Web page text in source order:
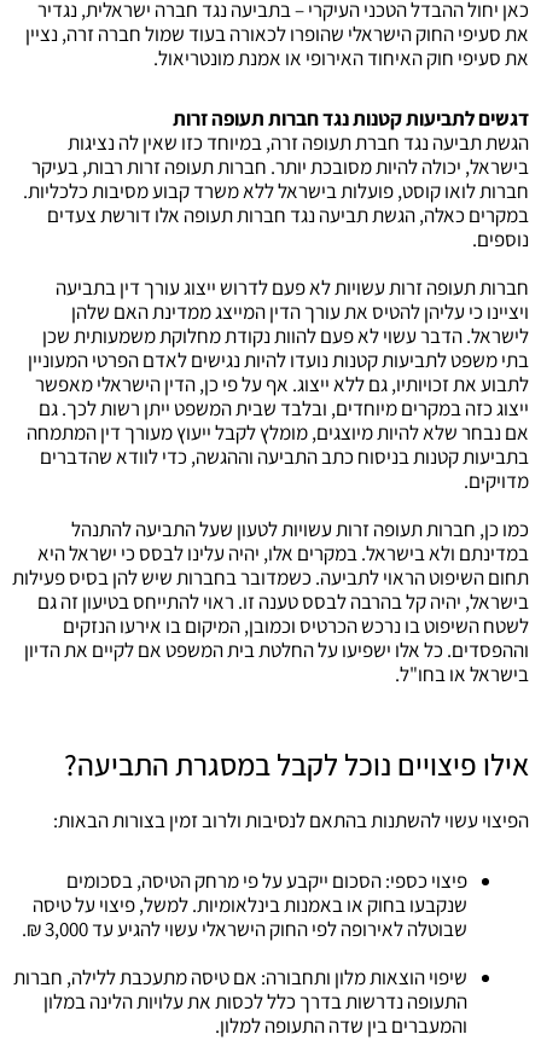
כאן יחול ההבדל הטכני העיקרי – בתביעה נגד חברה ישראלית, נגדיר
את סעיפי החוק הישראלי שהופרו לכאורה בעוד שמול חברה זרה, נציין
את סעיפי חוק האיחוד האירופי או אמנת מונטריאול.
דגשים לתביעות קטנות נגד חברות תעופה זרות
הגשת תביעה נגד חברת תעופה זרה, במיוחד כזו שאין לה נציגות
בישראל, יכולה להיות מסובכת יותר. חברות תעופה זרות רבות, בעיקר
חברות לואו קוסט, פועלות בישראל ללא משרד קבוע מסיבות כלכליות.
במקרים כאלה, הגשת תביעה נגד חברות תעופה אלו דורשת צעדים
נוספים.
חברות תעופה זרות עשויות לא פעם לדרוש ייצוג עורך דין בתביעה
ויציינו כי עליהן להטיס את עורך הדין המייצג ממדינת האם שלהן
לישראל. הדבר עשוי לא פעם להוות נקודת מחלוקת משמעותית שכן
בתי משפט לתביעות קטנות נועדו להיות נגישים לאדם הפרטי המעוניין
לתבוע את זכויותיו, גם ללא ייצוג. אף על פי כן, הדין הישראלי מאפשר
ייצוג כזה במקרים מיוחדים, ובלבד שבית המשפט ייתן רשות לכך. גם
אם נבחר שלא להיות מיוצגים, מומלץ לקבל ייעוץ מעורך דין המתמחה
בתביעות קטנות בניסוח כתב התביעה וההגשה, כדי לוודא שהדברים
מדויקים.
כמו כן, חברות תעופה זרות עשויות לטעון שעל התביעה להתנהל
במדינתם ולא בישראל. במקרים אלו, יהיה עלינו לבסס כי ישראל היא
תחום השיפוט הראוי לתביעה. כשמדובר בחברות שיש להן בסיס פעילות
בישראל, יהיה קל בהרבה לבסס טענה זו. ראוי להתייחס בטיעון זה גם
לשטח השיפוט בו נרכש הכרטיס וכמובן, המיקום בו אירעו הנזקים
וההפסדים. כל אלו ישפיעו על החלטת בית המשפט אם לקיים את הדיון
בישראל או בחו"ל.
אילו פיצויים נוכל לקבל במסגרת התביעה?
הפיצוי עשוי להשתנות בהתאם לנסיבות ולרוב זמין בצורות הבאות:
פיצוי כספי: הסכום ייקבע על פי מרחק הטיסה, בסכומים
שנקבעו בחוק או באמנות בינלאומיות. למשל, פיצוי על טיסה
שבוטלה לאירופה לפי החוק הישראלי עשוי להגיע עד 3,000 ₪.
שיפוי הוצאות מלון ותחבורה: אם טיסה מתעכבת ללילה, חברות
התעופה נדרשות בדרך כלל לכסות את עלויות הלינה במלון
והמעברים בין שדה התעופה למלון.